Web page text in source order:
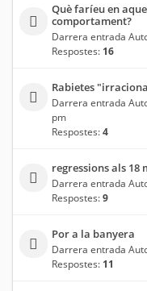
Què faríeu en
comportament?
Darrera entrada
Respostes: 16
Rabietes
Darrera entrada
pm
Respostes:4
regressions als 18
Darrera entrada
Respostes:9
Por a la banyera
Darrera entrada
Respostes: 11